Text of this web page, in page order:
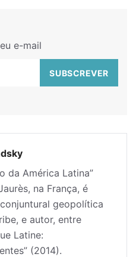
e-mail
da América Latina”
na França, é
geopolítica
e autor, entre
Latine:
(2014).